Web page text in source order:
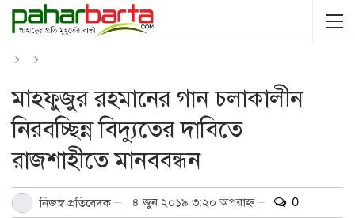
মাহফুজুর রহমানের গান চলাকালীন
নিরবচ্ছিন্ন বিদ্যুতের দাবিতে
রাজশাহীতে মানববন্ধন
নিজস্ব প্রতিবেদক ৪ জুন ২০১৯ ৩:২০ অপরাহ্ন 0